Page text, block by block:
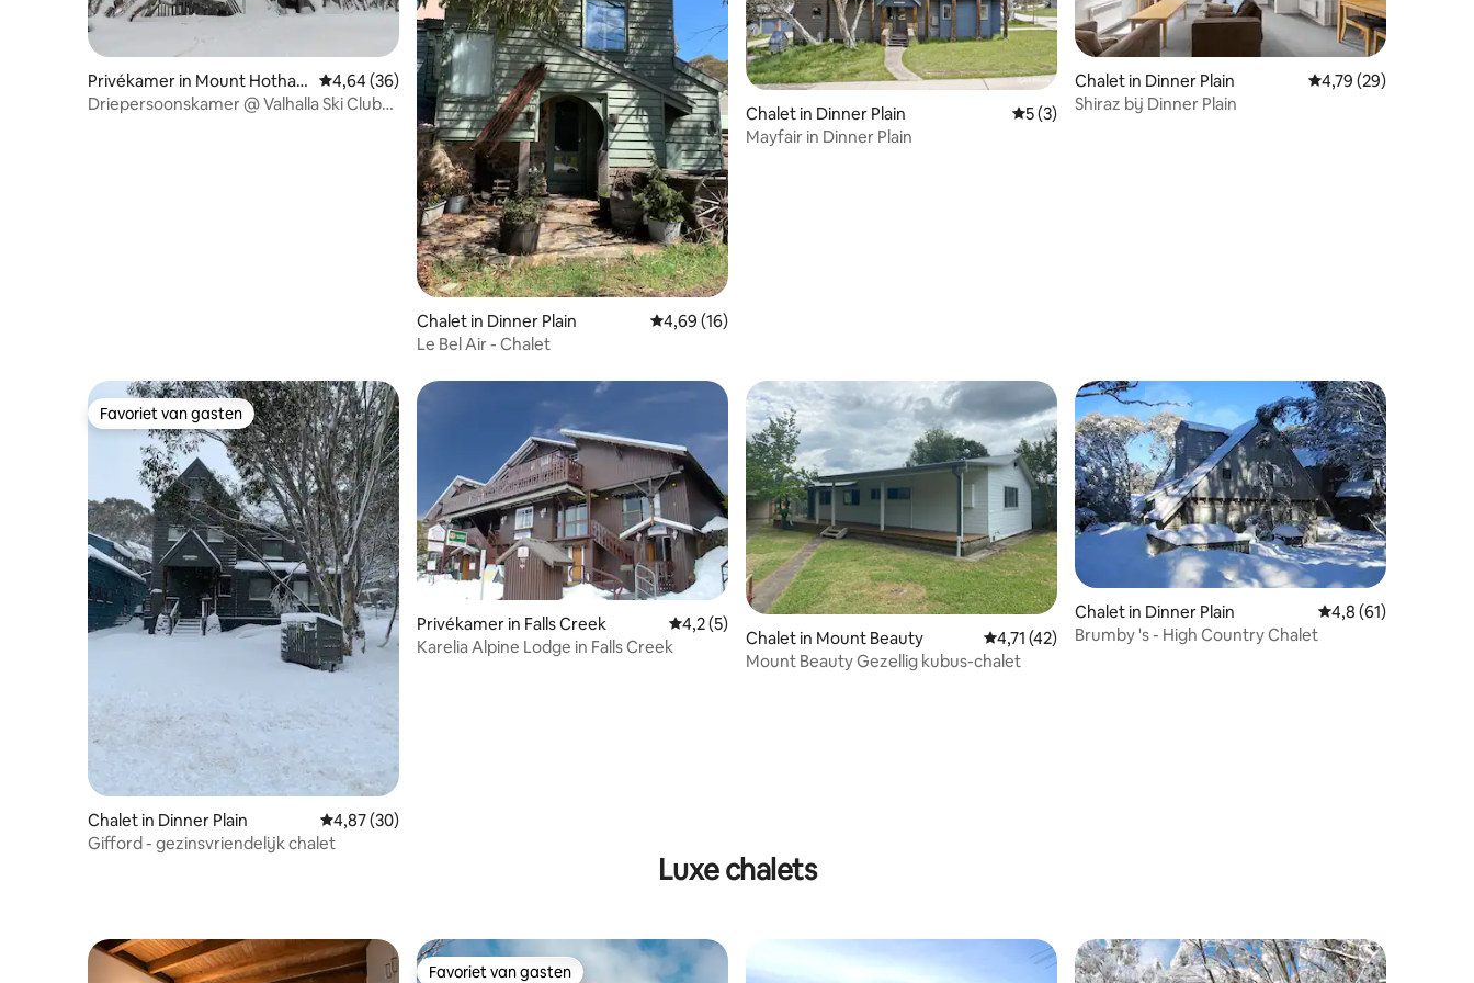
Privékamer in Mount Hotha
m
Gemiddelde beoordeling van 4,64 op 5, 36 recensies
4,64 (36)
Driepersoonskamer @ Valhalla Ski Club
Chalet in Dinner Plain Gemiddelde beoordeling van 4,69 op 5, 16 recensies
4,69 (16)
Le Bel Air - Chalet
Chalet in Dinner Plain Gemiddelde beoordeling van 5 op 5, 3 recensies
5 (3)
Mayfair in Dinner Plain
Chalet in Dinner Plain Gemiddelde
4,79 (29)
Shiraz bij Dinner Plain
Favoriet van gasten
Favoriet van gasten
Chalet in Dinner Plain Gemiddelde beoordeling van 4,87 op 5, 30 recensies
4,87 (30)
Gifford - gezinsvriendelijk chalet
Privékamer in Falls Creek Gemiddelde beoordeling van 4,2 op 5, 5 recensies
4,2 (5)
Karelia Alpine Lodge in Falls Creek
Chalet in Mount Beauty Gemiddelde beoordeling van 4,71 op 5, 42 recensies
4,71 (42)
Mount Beauty Gezellig kubus-chalet
Chalet in Dinner Plain Gemiddelde
4,8 (61)
Brumby 's - High Country Chalet
Luxe chalets
Favoriet van gasten